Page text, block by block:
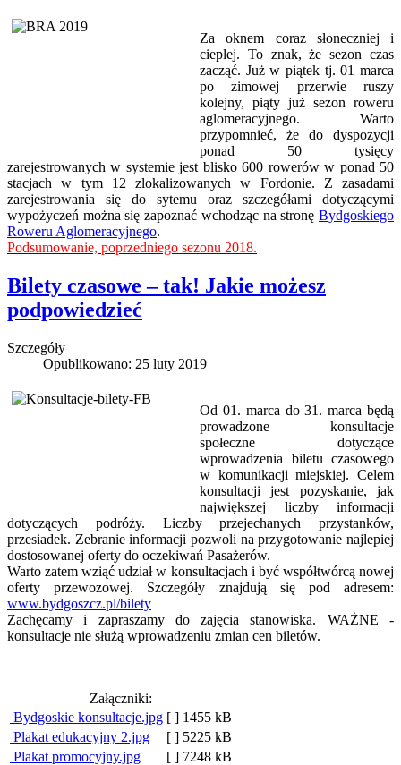
Za oknem coraz słoneczniej i
cieplej. To znak, że sezon czas
zacząć. Już w piątek tj. 01 marca
po zimowej przerwie ruszy
kolejny, piąty już sezon roweru
aglomeracyjnego. Warto
przypomnieć, że do dyspozycji
ponad 50 tysięcy
zarejestrowanych w systemie jest blisko 600 rowerów w ponad 50
stacjach w tym 12 zlokalizowanych w Fordonie. Z zasadami
zarejestrowania się do sytemu oraz szczegółami dotyczącymi
wypożyczeń można się zapoznać wchodząc na stronę Bydgoskiego
Roweru Aglomeracyjnego.
Podsumowanie, poprzedniego sezonu 2018.
Bilety czasowe – tak! Jakie możesz
podpowiedzieć
Szczegóły
Opublikowano: 25 luty 2019
Od 01. marca do 31. marca będą
prowadzone konsultacje
społeczne dotyczące
wprowadzenia biletu czasowego
w komunikacji miejskiej. Celem
konsultacji jest pozyskanie, jak
największej liczby informacji
dotyczących podróży. Liczby przejechanych przystanków,
przesiadek. Zebranie informacji pozwoli na przygotowanie najlepiej
dostosowanej oferty do oczekiwań Pasażerów.
Warto zatem wziąć udział w konsultacjach i być współtwórcą nowej
oferty przewozowej. Szczegóły znajdują się pod adresem:
www.bydgoszcz.pl/bilety
Zachęcamy i zapraszamy do zajęcia stanowiska. WAŻNE -
konsultacje nie służą wprowadzeniu zmian cen biletów.
Załączniki:
Bydgoskie konsultacje.jpg [ ] 1455 kB
Plakat edukacyjny 2.jpg
[ ] 5225 kB
Plakat promocyjny.jpg
[ ] 7248 kB